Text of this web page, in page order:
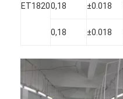
ET18200,18 ±0.018
0,18 ±0.018